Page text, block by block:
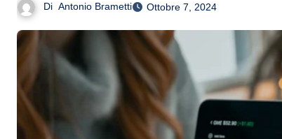
Di Antonio Brametti Ottobre 7, 2024